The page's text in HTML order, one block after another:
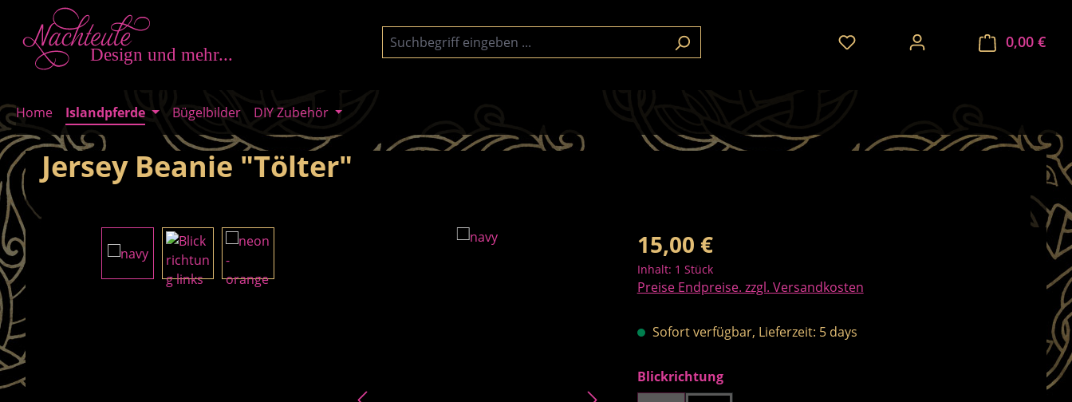
Hauptinhalt springen
Zur Suche springen
Zur Hauptnavigation springen
Du hast 0 Produkte auf dem0,00 €
Home Islandpferde Bügelbilder DIY Zubehör
Jersey Beanie "Tölter"
Bildergalerie überspringen Regulärer Preis:
15,00 €
Inhalt: 1 Stück
Preise Endpreise. zzgl. Versandkosten
Sofort verfügbar, Lieferzeit: 5 days
Blickrichtungauswählen